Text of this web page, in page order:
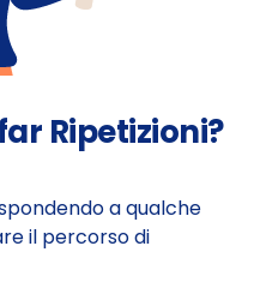
Ripetizioni?
a qualche
il percorso di